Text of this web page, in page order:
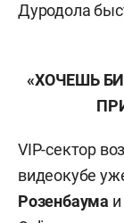
Дуродола
«ХОЧЕШЬ
VIP-сектор
видеокубе
Розенбаума и